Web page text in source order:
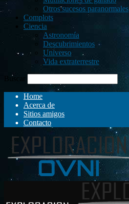
Otros sucesos paranormales
Complots
Ciencia
Astronomía
Descubrimientos
Universo
Vida extraterrestre
Buscar
Home
Acerca de
Sitios amigos
Contacto